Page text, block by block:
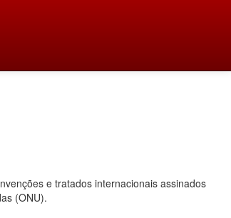
e tratados internacionais assinados
(ONU).